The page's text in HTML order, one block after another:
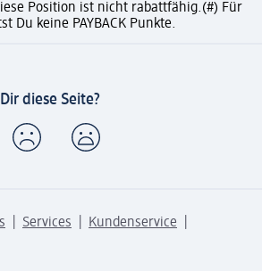
Position ist nicht rabattfähig.(#) Für
Du keine PAYBACK Punkte.
diese Seite?
Services
Kundenservice